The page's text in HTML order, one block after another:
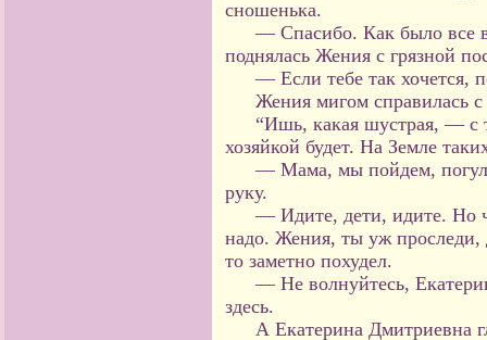
сношенька.
— Спасибо. Как было все
поднялась Жения с грязной
— Если тебе так хочется,
Жения мигом справилась
“Ишь, какая шустрая, — с
хозяйкой будет. На Земле
— Мама, мы пойдем,
руку.
— Идите, дети, идите. Но
надо. Жения, ты уж проследи,
то заметно похудел.
— Не волнуйтесь,
здесь.
А Екатерина Дмитриевна